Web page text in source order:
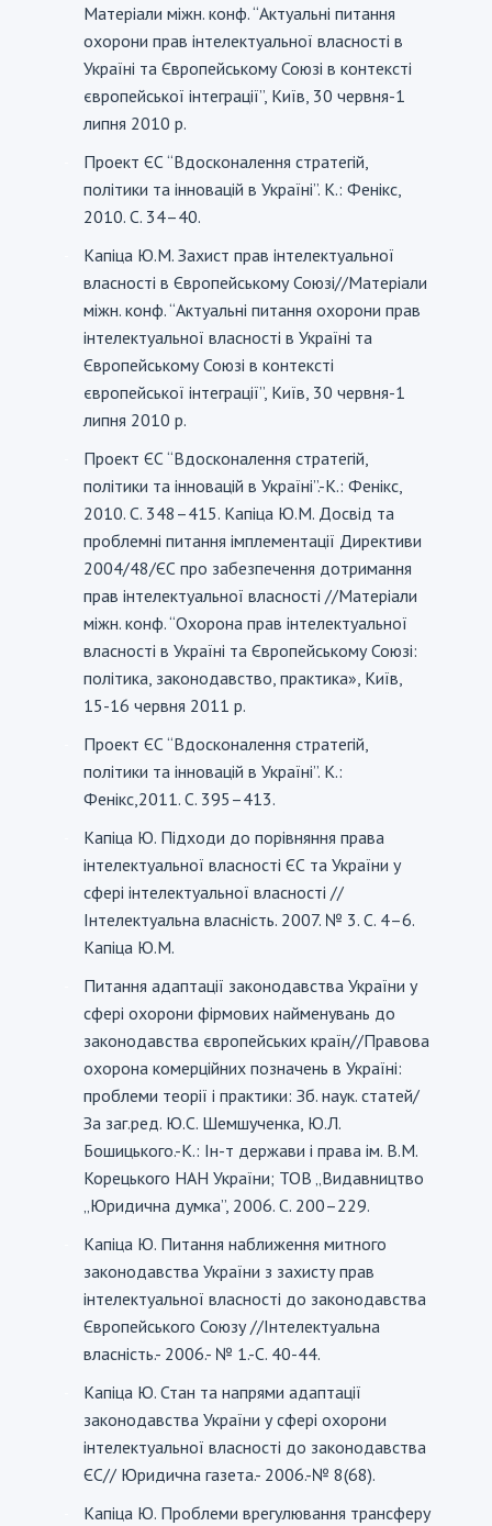
Матеріали міжн. конф. “Актуальні питання
охорони прав інтелектуальної власності в
Україні та Європейському Союзі в контексті
європейської інтеграції”, Київ, 30 червня-1
липня 2010 р.
Проект ЄС “Вдосконалення стратегій,
політики та інновацій в Україні”. К.: Фенікс,
2010. С. 34–40.
Капіца Ю.М. Захист прав інтелектуальної
власності в Європейському Союзі//Матеріали
міжн. конф. “Актуальні питання охорони прав
інтелектуальної власності в Україні та
Європейському Союзі в контексті
європейської інтеграції”, Київ, 30 червня-1
липня 2010 р.
Проект ЄС “Вдосконалення стратегій,
політики та інновацій в Україні”.-К.: Фенікс,
2010. С. 348–415. Капіца Ю.М. Досвід та
проблемні питання імплементації Директиви
2004/48/ЄС про забезпечення дотримання
прав інтелектуальної власності //Матеріали
міжн. конф. “Охорона прав інтелектуальної
власності в Україні та Європейському Союзі:
політика, законодавство, практика», Київ,
15-16 червня 2011 р.
Проект ЄС “Вдосконалення стратегій,
політики та інновацій в Україні”. К.:
Фенікс,2011. С. 395–413.
Капіца Ю. Підходи до порівняння права
інтелектуальної власності ЄС та України у
сфері інтелектуальної власності //
Інтелектуальна власність. 2007. № 3. С. 4–6.
Капіца Ю.М.
Питання адаптації законодавства України у
сфері охорони фірмових найменувань до
законодавства європейських країн//Правова
охорона комерційних позначень в Україні:
проблеми теорії і практики: Зб. наук. статей/
За заг.ред. Ю.С. Шемшученка, Ю.Л.
Бошицького.-К.: Ін-т держави і права ім. В.М.
Корецького НАН України; ТОВ „Видавництво
„Юридична думка”, 2006. С. 200–229.
Капіца Ю. Питання наближення митного
законодавства України з захисту прав
інтелектуальної власності до законодавства
Європейського Союзу //Інтелектуальна
власність.- 2006.- № 1.-С. 40-44.
Капіца Ю. Стан та напрями адаптації
законодавства України у сфері охорони
інтелектуальної власності до законодавства
ЄС// Юридична газета.- 2006.-№ 8(68).
Капіца Ю. Проблеми врегулювання трансферу